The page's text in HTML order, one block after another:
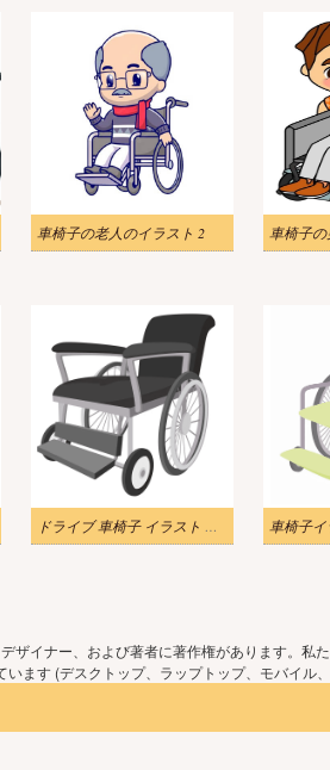
車椅子の老人のイラスト 2
ドライブ 車椅子 イラスト 無料ダウンロード 車椅子
ザイナー、および著者に著作権があります。
ます (デスクトップ、ラップトップ、モバイル